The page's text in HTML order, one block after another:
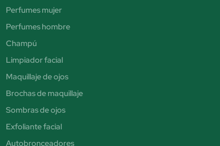
Perfumes mujer
Perfumes hombre
Champú
Limpiador facial
Maquillaje de ojos
Brochas de maquillaje
Sombras de ojos
Exfoliante facial
Autobronceadores